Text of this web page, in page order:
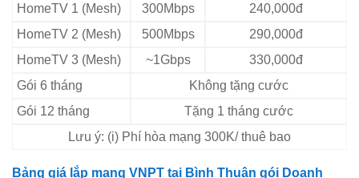
HomeTV 1 (Mesh)
300Mbps
240,000đ
HomeTV 2 (Mesh)
500Mbps
290,000đ
HomeTV 3 (Mesh)
~1Gbps
330,000đ
Gói 6 tháng
Không tặng cước
Gói 12 tháng
Tặng 1 tháng cước
Lưu ý: (i) Phí hòa mạng 300K/ thuê bao
Bảng giá lắp mạng VNPT tại Bình Thuận gói Doanh